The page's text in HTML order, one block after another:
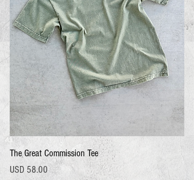
The Great Commission Tee
Precio
USD 58.00